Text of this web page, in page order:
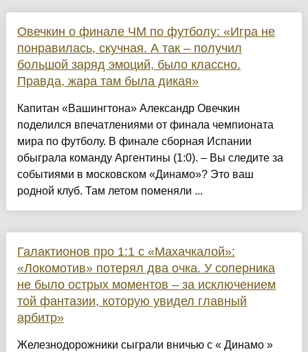
Овечкин о финале ЧМ по футболу: «Игра не
понравилась, скучная. А так – получил
большой заряд эмоций, было классно.
Правда, жара там была дикая»
Капитан «Вашингтона» Александр Овечкин
поделился впечатлениями от финала чемпионата
мира по футболу. В финале сборная Испании
обыграла команду Аргентины (1:0). – Вы следите за
событиями в московском «Динамо»? Это ваш
родной клуб. Там летом поменяли ...
Галактионов про 1:1 с «Махачкалой»:
«Локомотив» потерял два очка. У соперника
не было острых моментов – за исключением
той фантазии, которую увидел главный
арбитр»
Железнодорожники сыграли вничью с « Динамо »